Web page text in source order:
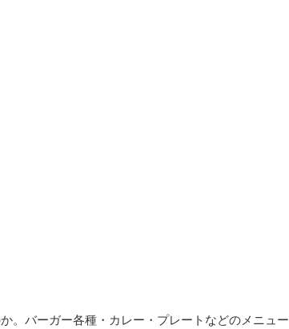
。バーガー各種・カレー・プレートなどのメニュー